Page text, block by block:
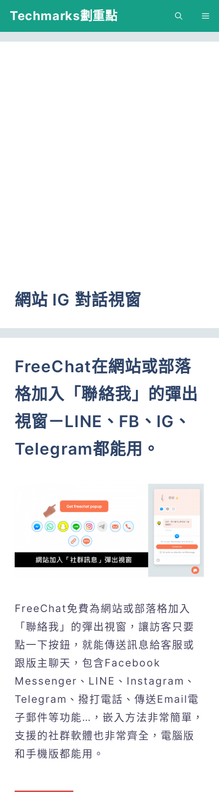
跳
主
Techmarks劃重點
網站 IG 對話視窗
FreeChat在網站或部落
格加入「聯絡我」的彈出
視窗－LINE、FB、IG、
Telegram都能用。
FreeChat免費為網站或部落格加入
「聯絡我」的彈出視窗，讓訪客只要
點一下按鈕，就能傳送訊息給客服或
跟版主聊天，包含Facebook
Messenger、LINE、Instagram、
Telegram、撥打電話、傳送Email電
子郵件等功能…，嵌入方法非常簡單，
支援的社群軟體也非常齊全，電腦版
和手機版都能用。